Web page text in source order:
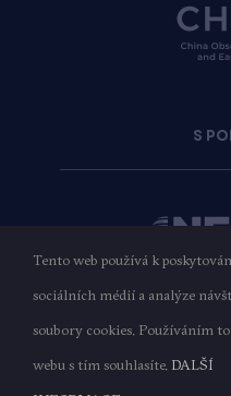
S
Copyright © 2023
Tento web používá k
sociálních médií a analýze
soubory cookies. Používáním
webu s tím souhlasíte. DALŠÍ